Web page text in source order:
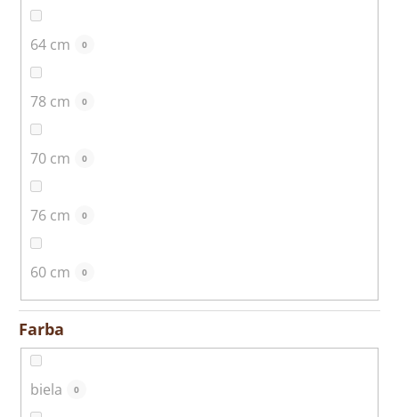
64 cm 0
78 cm 0
70 cm 0
76 cm 0
60 cm 0
Farba
biela 0